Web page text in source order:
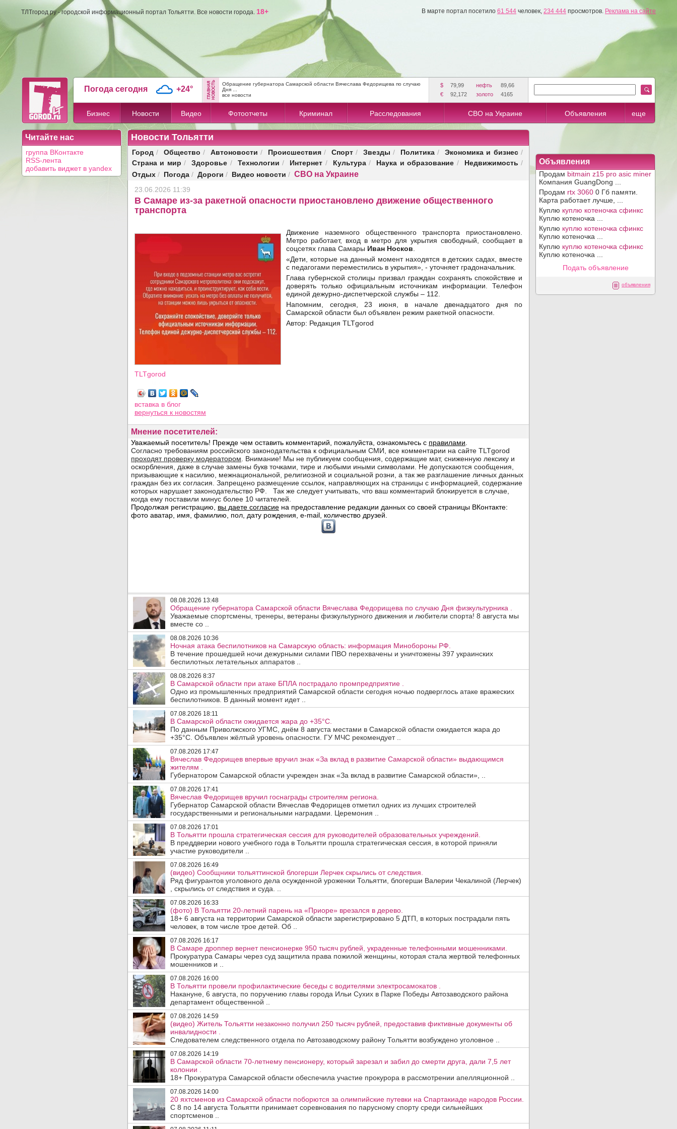
ТЛТгород.ру - городской информационный портал Тольятти. Все новости города. 18+ В марте портал посетило 61 544 человек, 234 444 просмотров. Реклама на сайте
Погода сегодня +24°
Обращение губернатора Самарской области Вячеслава Федорищева по случаю
Дня ...
все новости
$ 79,99 нефть
89,66
€
92,172 золото 4165
Бизнес Новости Видео Фотоотчеты Криминал Расследования СВО на Украине Объявления еще
Читайте нас
группа ВКонтакте
RSS-лента
добавить виджет в yandex
Новости Тольятти
Город / Общество / Автоновости / Происшествия / Спорт / Звезды / Политика / Экономика и бизнес/
Страна и мир / Здоровье / Технологии / Интернет / Культура/ Наука и образование / Недвижимость /
Отдых / Погода / Дороги / Видео новости / СВО на Украине
23.06.2026 11:39
В Самаре из-за ракетной опасности приостановлено движение общественного
транспорта
Движение наземного общественного транспорта приостановлено.
Метро работает, вход в метро для укрытия свободный, сообщает в
соцсетях глава Самары Иван Носков
«Дети, которые на данный момент находятся в детских садах, вместе
с педагогами переместились в укрытия», - уточняет градоначальник.
Глава губернской столицы призвал граждан сохранять спокойствие и
доверять только официальным источникам информации. Телефон
единой дежурно-диспетчерской службы – 112.
Напомним, сегодня, 23 июня, в начале двенадцатого дня по
Самарской области был объявлен режим ракетной опасности.
Автор: Редакция TLTgorod
TLTgorod
вставка в блог
вернуться к новостям
Мнение посетителей:
08.08.2026 13:48
Обращение губернатора Самарской области Вячеслава Федорищева по случаю Дня физкультурника .
Уважаемые спортсмены, тренеры, ветераны физкультурного движения и любители спорта! 8 августа мы
вместе со ..
08.08.2026 10:36
Ночная атака беспилотников на Самарскую область: информация Минобороны РФ.
В течение прошедшей ночи дежурными силами ПВО перехвачены и уничтожены 397 украинских
беспилотных летательных аппаратов ..
08.08.2026 8:37
В Самарской области при атаке БПЛА пострадало промпредприятие .
Одно из промышленных предприятий Самарской области сегодня ночью подверглось атаке вражеских
беспилотников. В данный момент идет ..
07.08.2026 18:11
В Самарской области ожидается жара до +35°C.
По данным Приволжского УГМС, днём 8 августа местами в Самарской области ожидается жара до
+35°C. Объявлен жёлтый уровень опасности. ГУ МЧС рекомендует ..
07.08.2026 17:47
Вячеслав Федорищев впервые вручил знак «За вклад в развитие Самарской области» выдающимся
жителям .
Губернатором Самарской области учрежден знак «За вклад в развитие Самарской области», ..
07.08.2026 17:41
Вячеслав Федорищев вручил госнаграды строителям региона.
Губернатор Самарской области Вячеслав Федорищев отметил одних из лучших строителей
государственными и региональными наградами. Церемония ..
07.08.2026 17:01
В Тольятти прошла стратегическая сессия для руководителей образовательных учреждений.
В преддверии нового учебного года в Тольятти прошла стратегическая сессия, в которой приняли
участие руководители ..
07.08.2026 16:49
(видео) Сообщники тольяттинской блогерши Лерчек скрылись от следствия.
Ряд фигурантов уголовного дела осужденной уроженки Тольятти, блогерши Валерии Чекалиной (Лерчек)
, скрылись от следствия и суда. ..
07.08.2026 16:33
(фото) В Тольятти 20-летний парень на «Приоре» врезался в дерево.
18+ 6 августа на территории Самарской области зарегистрировано 5 ДТП, в которых пострадали пять
человек, в том числе трое детей. Об ..
07.08.2026 16:17
В Самаре дроппер вернет пенсионерке 950 тысяч рублей, украденные телефонными мошенниками.
Прокуратура Самары через суд защитила права пожилой женщины, которая стала жертвой телефонных
мошенников и ..
07.08.2026 16:00
В Тольятти провели профилактические беседы с водителями электросамокатов .
Накануне, 6 августа, по поручению главы города Ильи Сухих в Парке Победы Автозаводского района
департамент общественной ..
07.08.2026 14:59
(видео) Житель Тольятти незаконно получил 250 тысяч рублей, предоставив фиктивные документы об
инвалидности .
Следователем следственного отдела по Автозаводскому району Тольятти возбуждено уголовное ..
07.08.2026 14:19
В Самарской области 70-летнему пенсионеру, который зарезал и забил до смерти друга, дали 7,5 лет
колонии .
18+ Прокуратура Самарской области обеспечила участие прокурора в рассмотрении апелляционной ..
07.08.2026 14:00
20 яхтсменов из Самарской области поборются за олимпийские путевки на Спартакиаде народов России.
С 8 по 14 августа Тольятти принимает соревнования по парусному спорту среди сильнейших
спортсменов ..
Объявления
Продам bitmain z15 pro asic miner
Компания GuangDong ...
Продам rtx 3060 0 Гб памяти.
Карта работает лучше, ...
Куплю куплю котеночка сфинкс
Куплю котеночка ...
Куплю куплю котеночка сфинкс
Куплю котеночка ...
Куплю куплю котеночка сфинкс
Куплю котеночка ...
Подать объявление
объявления